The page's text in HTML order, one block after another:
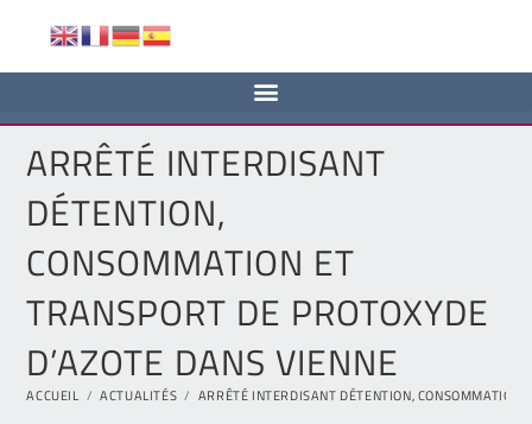
ARRÊTÉ INTERDISANT
DÉTENTION,
CONSOMMATION ET
TRANSPORT DE PROTOXYDE
D’AZOTE DANS VIENNE
ACCUEIL / ACTUALITÉS / ARRÊTÉ INTERDISANT DÉTENTION, CONSOMMATION